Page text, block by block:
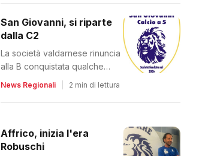
San Giovanni, si riparte
dalla C2
La società valdarnese rinuncia
alla B conquistata qualche
mese fa. Il comunicato del club
News Regionali 2 min di lettura
Affrico, inizia l'era
Robuschi